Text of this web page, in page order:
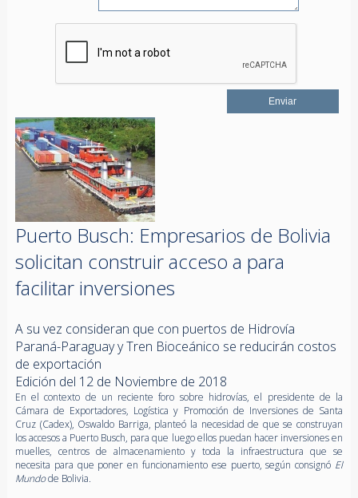
Puerto Busch: Empresarios de Bolivia
solicitan construir acceso a para
facilitar inversiones
A su vez consideran que con puertos de Hidrovía
Paraná-Paraguay y Tren Bioceánico se reducirán costos
de exportación
Edición del 12 de Noviembre de 2018
En el contexto de un reciente foro sobre hidrovías, el presidente de la
Cámara de Exportadores, Logística y Promoción de Inversiones de Santa
Cruz (Cadex), Oswaldo Barriga, planteó la necesidad de que se construyan
los accesos a Puerto Busch, para que luego ellos puedan hacer inversiones en
muelles, centros de almacenamiento y toda la infraestructura que se
necesita para que poner en funcionamiento ese puerto, según consignó El
Mundode Bolivia.